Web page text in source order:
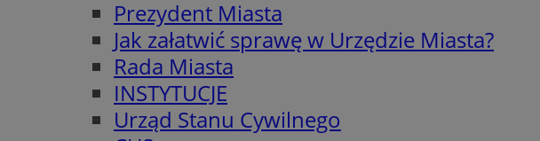
Prezydent Miasta
Jak załatwić sprawę w Urzędzie Miasta?
Rada Miasta
INSTYTUCJE
Urząd Stanu Cywilnego